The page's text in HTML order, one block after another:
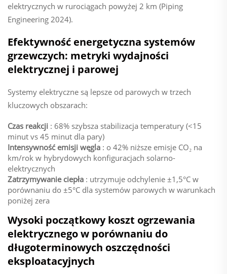
elektrycznych w rurociągach powyżej 2 km (Piping
Engineering 2024).
Efektywność energetyczna systemów
grzewczych: metryki wydajności
elektrycznej i parowej
Systemy elektryczne są lepsze od parowych w trzech
kluczowych obszarach:
Czas reakcji : 68% szybsza stabilizacja temperatury (<15
minut vs 45 minut dla pary)
Intensywność emisji węgla : o 42% niższe emisje CO₂ na
km/rok w hybrydowych konfiguracjach solarno-
elektrycznych
Zatrzymywanie ciepła : utrzymuje odchylenie ±1,5°C w
porównaniu do ±5°C dla systemów parowych w warunkach
poniżej zera
Wysoki początkowy koszt ogrzewania
elektrycznego w porównaniu do
długoterminowych oszczędności
eksploatacyjnych